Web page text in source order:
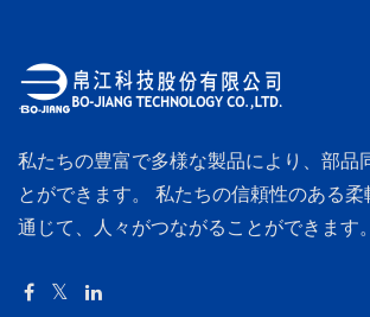
私たちの豊富で多様な製品により、部品
とができます。 私たちの信頼性のある柔
通じて、人々がつながることができます。